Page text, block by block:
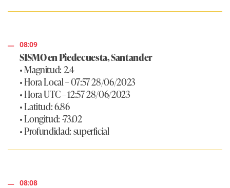
08:09
SISMO en Piedecuesta, Santander
• Magnitud: 2.4
• Hora Local – 07:57 28/06/2023
• Hora UTC – 12:57 28/06/2023
• Latitud: 6.86
• Longitud: -73.02
• Profundidad: superficial
08:08